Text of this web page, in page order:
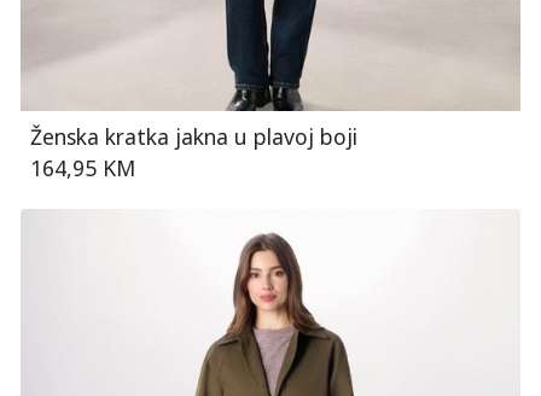
Ženska kratka jakna u plavoj boji
164,95 KM